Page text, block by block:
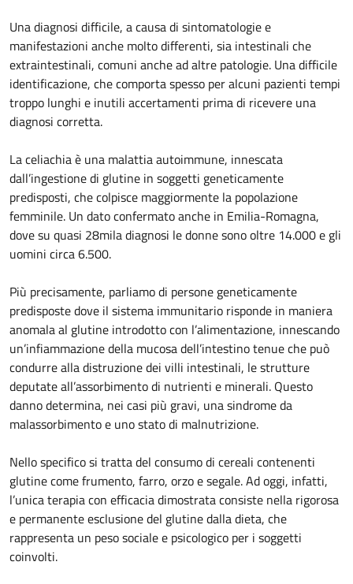
Una diagnosi difficile, a causa di sintomatologie e
manifestazioni anche molto differenti, sia intestinali che
extraintestinali, comuni anche ad altre patologie. Una difficile
identificazione, che comporta spesso per alcuni pazienti tempi
troppo lunghi e inutili accertamenti prima di ricevere una
diagnosi corretta.
La celiachia è una malattia autoimmune, innescata
dall’ingestione di glutine in soggetti geneticamente
predisposti, che colpisce maggiormente la popolazione
femminile. Un dato confermato anche in Emilia-Romagna,
dove su quasi 28mila diagnosi le donne sono oltre 14.000 e gli
uomini circa 6.500.
Più precisamente, parliamo di persone geneticamente
predisposte dove il sistema immunitario risponde in maniera
anomala al glutine introdotto con l’alimentazione, innescando
un’infiammazione della mucosa dell’intestino tenue che può
condurre alla distruzione dei villi intestinali, le strutture
deputate all’assorbimento di nutrienti e minerali. Questo
danno determina, nei casi più gravi, una sindrome da
malassorbimento e uno stato di malnutrizione.
Nello specifico si tratta del consumo di cereali contenenti
glutine come frumento, farro, orzo e segale. Ad oggi, infatti,
l’unica terapia con efficacia dimostrata consiste nella rigorosa
e permanente esclusione del glutine dalla dieta, che
rappresenta un peso sociale e psicologico per i soggetti
coinvolti.